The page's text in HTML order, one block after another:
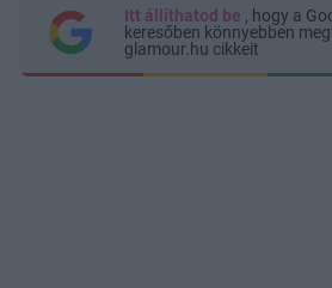
Itt állíthatod be , hogy a
keresőben könnyebben
glamour.hu cikkeit